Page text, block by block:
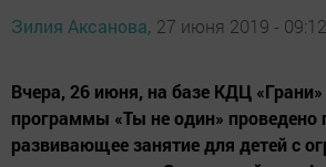
Зилия Аксанова, 27 июня 2019 - 09:12
Вчера, 26 июня, на базе КДЦ
программы «Ты не один» проведено
развивающее занятие для детей с